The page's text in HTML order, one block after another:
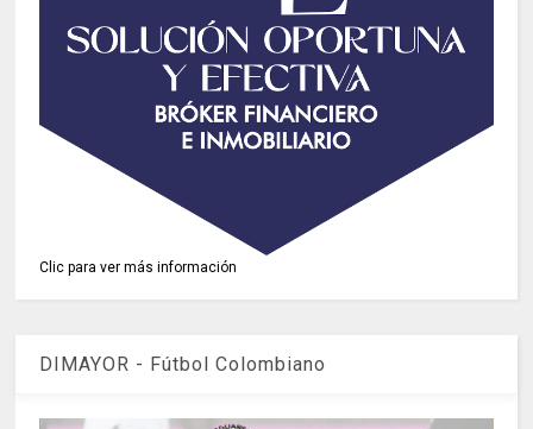
Clic para ver más información
DIMAYOR - Fútbol Colombiano